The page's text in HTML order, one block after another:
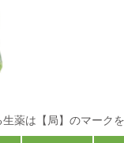
薬は【局】のマークを
ょうじゅのたからゆ